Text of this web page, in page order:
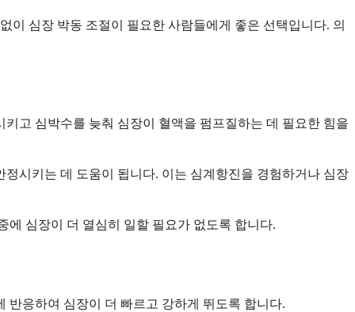
이 심장 박동 조절이 필요한 사람들에게 좋은 선택입니다. 의
고 심박수를 늦춰 심장이 혈액을 펌프질하는 데 필요한 힘을
시키는 데 도움이 됩니다. 이는 심계항진을 경험하거나 심장
에 심장이 더 열심히 일할 필요가 없도록 합니다.
반응하여 심장이 더 빠르고 강하게 뛰도록 합니다.